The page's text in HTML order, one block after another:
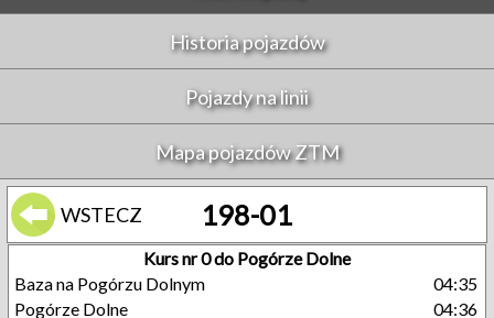
Historia pojazdów
Pojazdy na linii
Mapa pojazdów ZTM
WSTECZ 198-01
Kurs nr 0 do Pogórze Dolne
Baza na Pogórzu Dolnym
04:35
Pogórze Dolne
04:36